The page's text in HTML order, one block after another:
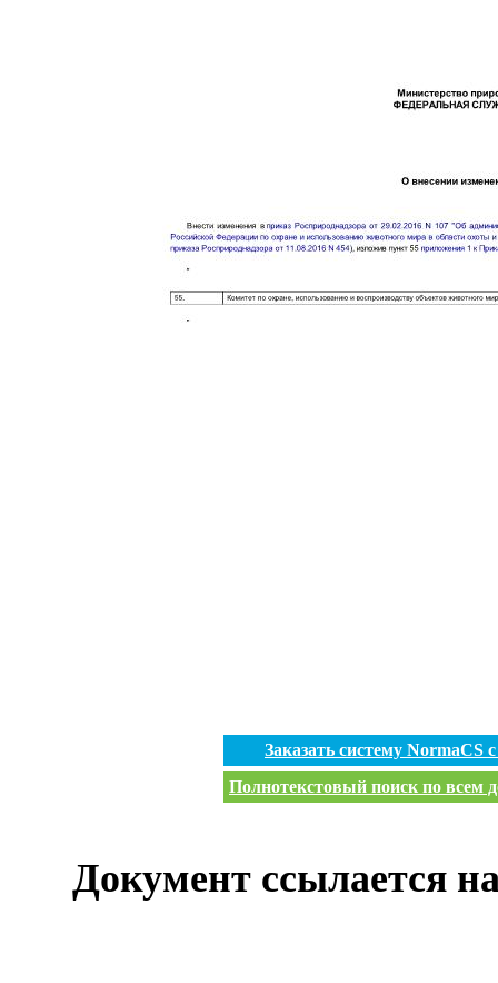
Заказать систему
Полнотекстовый поиск по всем
Документ ссылается